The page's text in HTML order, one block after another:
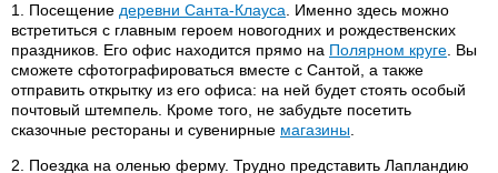
1. Посещение деревни Санта-Клауса . Именно здесь можно
встретиться с главным героем новогодних и рождественских
праздников. Его офис находится прямо на Полярном круге . Вы
сможете сфотографироваться вместе с Сантой, а также
отправить открытку из его офиса: на ней будет стоять особый
почтовый штемпель. Кроме того, не забудьте посетить
сказочные рестораны и сувенирные магазины
2. Поездка на оленью ферму. Трудно представить Лапландию